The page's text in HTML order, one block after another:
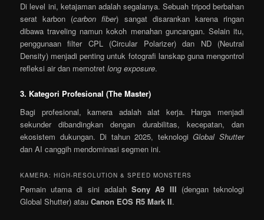
Di level ini, ketajaman adalah segalanya. Sebuah tripod berbahan
serat karbon (carbon fiber) sangat disarankan karena ringan
dibawa traveling namun kokoh menahan guncangan. Selain itu,
penggunaan filter CPL (Circular Polarizer) dan ND (Neutral
Density) menjadi penting untuk fotografi lanskap guna mengontrol
refleksi air dan memotretlong exposure.
3. Kategori Profesional (The Master)
Bagi profesional, kamera adalah alat kerja. Harga menjadi
sekunder dibandingkan dengan durabilitas, kecepatan, dan
ekosistem dukungan. Di tahun 2025, teknologiGlobal Shutter
dan AI canggih mendominasi segmen ini.
KAMERA: HIGH-RESOLUTION & SPEED MONSTERS
Pemain utama di sini adalahSony A9 III (dengan teknologi
Global Shutter) atauCanon EOS R5 Mark II.